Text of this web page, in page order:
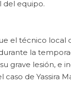
del equipo.
el técnico
la
grave lesión, e
de Yassira